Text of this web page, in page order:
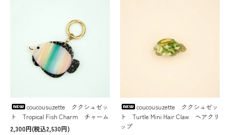
coucousuzette ククシュゼッ
ト Tropical Fish Charm チャーム
2,300円(税込2,530円)
coucousuzette ククシュゼッ
ト Turtle Mini Hair Claw ヘアクリ
ップ